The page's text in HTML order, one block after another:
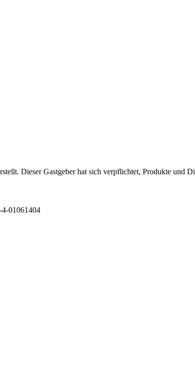
Dieser Gastgeber hat sich verpflichtet, Produkte und
01061404